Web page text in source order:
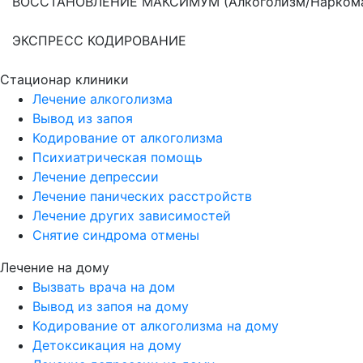
ЭКСПРЕСС КОДИРОВАНИЕ
Стационар клиники
Лечение алкоголизма
Вывод из запоя
Кодирование от алкоголизма
Психиатрическая помощь
Лечение депрессии
Лечение панических расстройств
Лечение других зависимостей
Снятие синдрома отмены
Лечение на дому
Вызвать врача на дом
Вывод из запоя на дому
Кодирование от алкоголизма на дому
Детоксикация на дому